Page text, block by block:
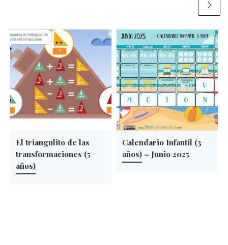
El triangulito de las
transformaciones (5
años)
Calendario Infantil (3
años) – Junio 2025